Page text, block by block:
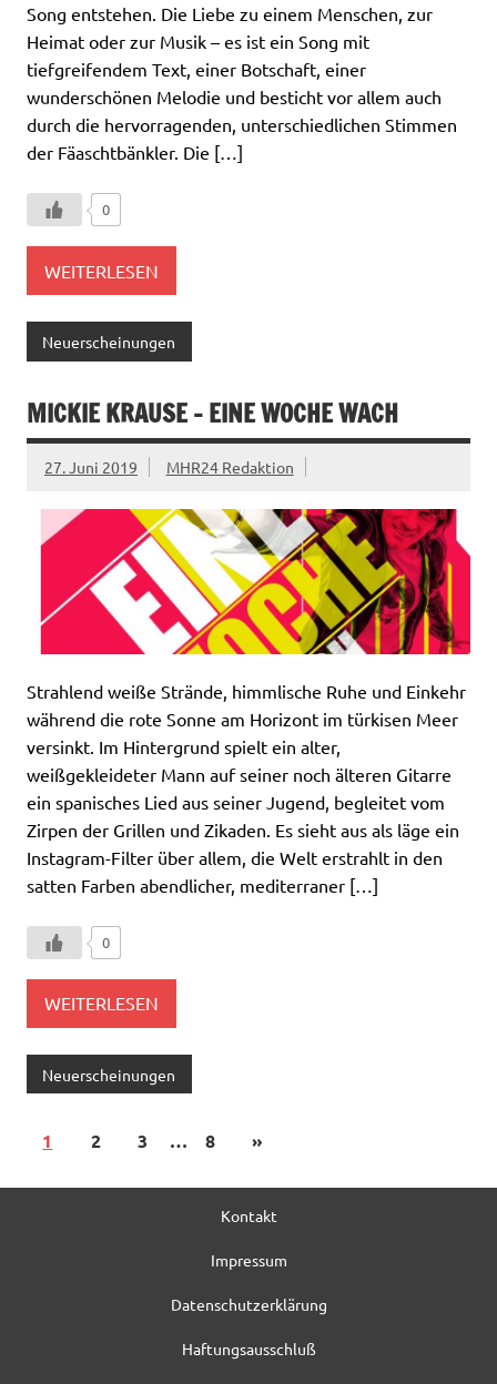
Song entstehen. Die Liebe zu einem Menschen, zur
Heimat oder zur Musik – es ist ein Song mit
tiefgreifendem Text, einer Botschaft, einer
wunderschönen Melodie und besticht vor allem auch
durch die hervorragenden, unterschiedlichen Stimmen
der Fäaschtbänkler. Die […]
0
WEITERLESEN
Neuerscheinungen
MICKIE KRAUSE – EINE WOCHE WACH
27. Juni 2019 MHR24 Redaktion
Strahlend weiße Strände, himmlische Ruhe und Einkehr
während die rote Sonne am Horizont im türkisen Meer
versinkt. Im Hintergrund spielt ein alter,
weißgekleideter Mann auf seiner noch älteren Gitarre
ein spanisches Lied aus seiner Jugend, begleitet vom
Zirpen der Grillen und Zikaden. Es sieht aus als läge ein
Instagram-Filter über allem, die Welt erstrahlt in den
satten Farben abendlicher, mediterraner […]
0
WEITERLESEN
Neuerscheinungen
1 2 3 … 8 »
Kontakt
Impressum
Datenschutzerklärung
Haftungsausschluß